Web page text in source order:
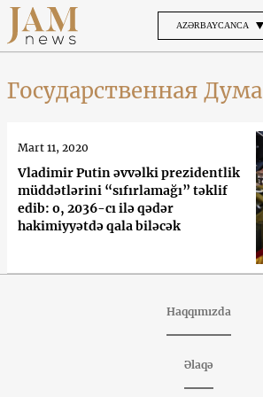
AZƏRBAYCANCA
Государственная Дума
Vladimir Putin əvvəlki prezidentlik
müddətlərini “sıfırlamağı” təklif
edib: o, 2036-cı ilə qədər
hakimiyyətdə qala biləcək
Mart 11, 2020
Haqqımızda
Əlaqə